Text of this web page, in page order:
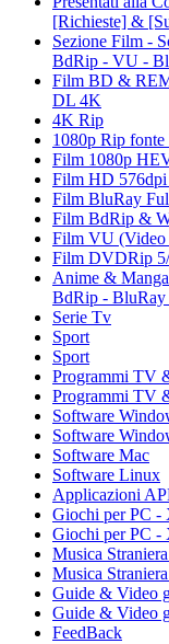
[Richieste] &
Sezione Film -
BdRip - VU -
Film BD &
DL 4K
4K Rip
1080p Rip
Film 1080p
Film HD
Film BluRay
Film BdRip &
Film VU (Video
Film DVDRip
Anime &
BdRip -
Serie Tv
Sport
Sport
Programmi TV
Programmi TV
Software
Software
Software Mac
Software Linux
Applicazioni
Giochi per PC -
Giochi per PC -
Musica
Musica
Guide & Video
Guide & Video
FeedBack